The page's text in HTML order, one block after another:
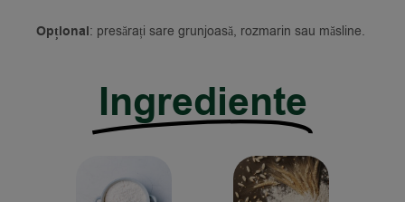
Opțional: presărați sare grunjoasă, rozmarin sau măsline.
Ingrediente